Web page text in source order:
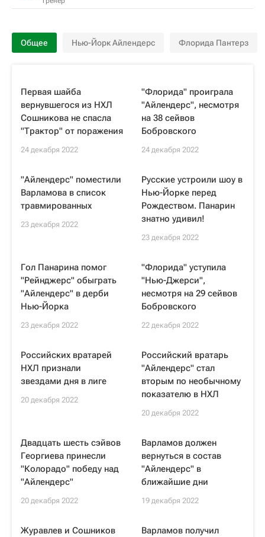
Общее Нью-Йорк Айлендерс Флорида Пантерз
Первая шайба
вернувшегося из НХЛ
Сошникова не спасла
"Трактор" от поражения
24 декабря 2022
"Флорида" проиграла
"Айлендерс", несмотря
на 38 сейвов
Бобровского
24 декабря 2022
"Айлендерс" поместили
Варламова в список
травмированных
23 декабря 2022
Русские устроили шоу в
Нью-Йорке перед
Рождеством. Панарин
знатно удивил!
23 декабря 2022
Гол Панарина помог
"Рейнджерс" обыграть
"Айлендерс" в дерби
Нью-Йорка
23 декабря 2022
"Флорида" уступила
"Нью-Джерси",
несмотря на 29 сейвов
Бобровского
22 декабря 2022
Российских вратарей
НХЛ признали
звездами дня в лиге
20 декабря 2022
Российский вратарь
"Айлендерс" стал
вторым по необычному
показателю в НХЛ
20 декабря 2022
Двадцать шесть сэйвов
Георгиева принесли
"Колорадо" победу над
"Айлендерс"
20 декабря 2022
Варламов должен
вернуться в состав
"Айлендерс" в
ближайшие дни
19 декабря 2022
Журавлев и Сошников
Варламов получил